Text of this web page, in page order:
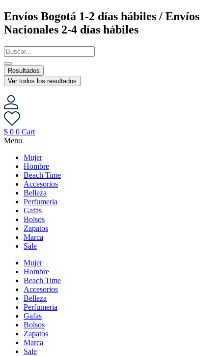
Saltar
al
contenido
Envíos Bogotá 1-2 días hábiles / Envíos
Nacionales 2-4 días hábiles
Resultados
Ver todos los resultados
$ 0 0 Cart
Menu
Mujer
Hombre
Beach Time
Accesorios
Belleza
Perfumeria
Gafas
Bolsos
Zapatos
Marca
Sale
Mujer
Hombre
Beach Time
Accesorios
Belleza
Perfumeria
Gafas
Bolsos
Zapatos
Marca
Sale